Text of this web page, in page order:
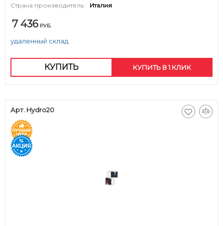
Страна производитель:
Италия
7 436 РУБ.
удаленный склад.
КУПИТЬ КУПИТЬ В 1 КЛИК
Арт. Hydro20